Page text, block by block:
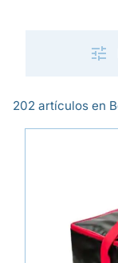

202 artículos en